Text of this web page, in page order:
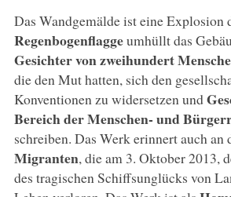
Das Wandgemälde ist eine Explosion
Regenbogenflaggeumhüllt das
Gesichter von zweihundert
die den Mut hatten, sich den
Konventionen zu widersetzen und
Bereich der Menschen- und
schreiben. Das Werk erinnert auch an
Migranten, die am 3. Oktober 2013,
des tragischen Schiffsunglücks von